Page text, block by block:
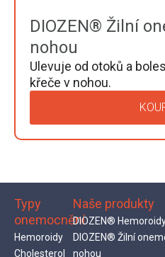
DIOZEN® Žilní
nohou
Ulevuje od otoků a
křeče v nohou.
Typy
onemocnění
Hemoroidy
Cholesterol
Naše produkty
DIOZEN®
DIOZEN® Žilní
nohou